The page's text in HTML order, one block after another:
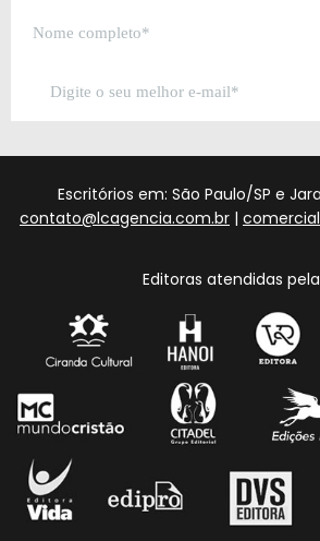
Escritórios em: São Paulo/SP e
contato@lcagencia.com.br |
Editoras atendidas pela